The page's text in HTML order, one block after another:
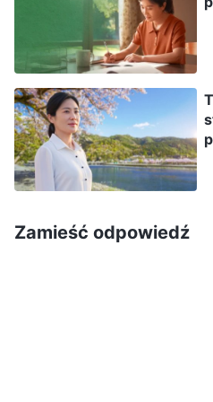
swoją pracę, i niemal już
fałszywego przywódcy
już to, że gdy ktoś
przełożonego, fałszywy
oko. Co jednak jest
Kiedy ludzie mówią im o
problemach, jakie ma
wymyślają wszelkiego
Zamieść odpowiedź